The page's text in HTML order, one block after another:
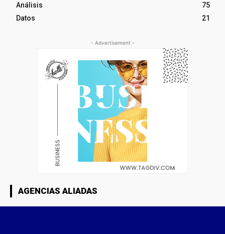
Análisis
75
Datos
21
- Advertisement -
AGENCIAS ALIADAS